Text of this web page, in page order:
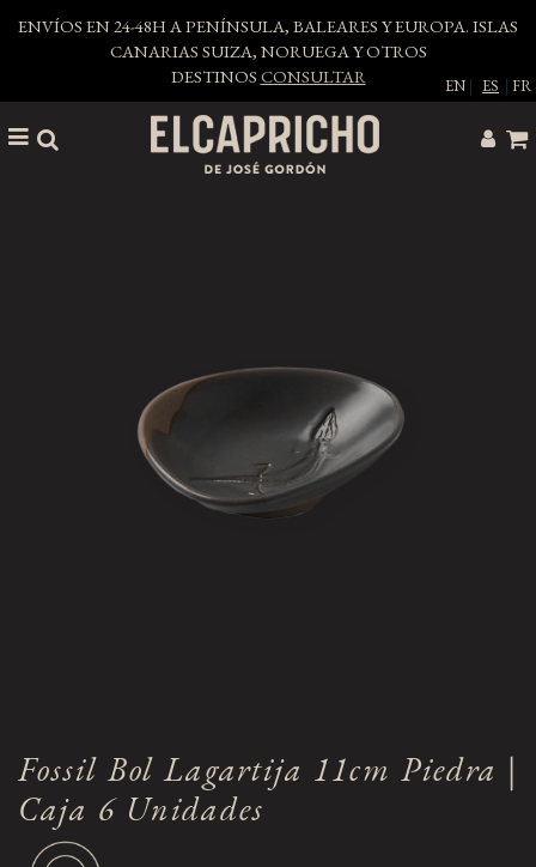
ENVÍOS EN 24-48H A PENÍNSULA, BALEARES Y EUROPA. ISLAS
CANARIAS SUIZA, NORUEGA Y OTROS
DESTINOS CONSULTAR EN | ES |FR
Fossil Bol Lagartija 11cm Piedra |
Caja 6 Unidades